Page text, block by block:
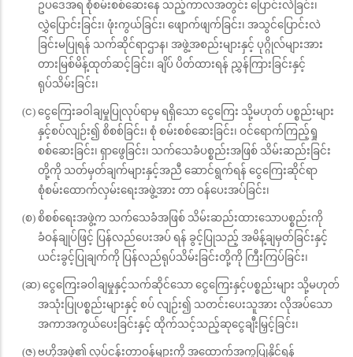
ဥပဒေအရ စုံစမ်းစစ်ဆေးနေ သည့်ကာလအတွင်း ပြောင်းလဲခြင်း၊
လွှဲပြောင်းခြင်း၊ ဖုံးကွယ်ခြင်း၊ ဖျောက်ဖျက်ခြင်း၊ အသွင်ပြောင်းလဲ
ခြင်းမပြုရန် သက်ဆိုင်ရာဌာန၊ အဖွဲ့အစည်းများနှင့် ပုဂ္ဂိုလ်များအား
တားမြစ်မိန့်ထုတ်ဆင့်ခြင်း၊ ချိပ် ပိတ်ထားရန် ညွှန်ကြားခြင်းနှင့်
ရုပ်သိမ်းခြင်း၊
(င) ငွေကြေးခဝါချမှုပြုလုပ်ရာမှ ရရှိသော ငွေကြေး သို့မဟုတ် ပစ္စည်းများ
နှင့်စပ်လျဉ်း၍ စိစစ်ခြင်း၊ စုံ စမ်းစစ်ဆေးခြင်း၊ ဝင်ရောက်ကြည့်ရှု
စစ်ဆေးခြင်း၊ ရှာဖွေခြင်း၊ သက်သေခံပစ္စည်းအဖြစ် သိမ်းဆည်းခြင်း
တို့ကို သတ်မှတ်ချက်များနှင့်အညီ ဆောင်ရွက်ရန် ငွေကြေးဆိုင်ရာ
စုံစမ်းထောက်လှမ်းရေးအဖွဲ့အား တာ ဝန်ပေးအပ်ခြင်း၊
(စ) စိစစ်ရေးအဖွဲ့က သက်သေခံအဖြစ် သိမ်းဆည်းထားသောပစ္စည်းကို
ခံဝန်ချုပ်ဖြင့် ပြန်လည်ပေးအပ် ရန် ခွင့်ပြုသည့် အမိန့်ချမှတ်ခြင်းနှင့်
ယင်းခွင့်ပြုချက်ကို ပြန်လည်ရုပ်သိမ်းခြင်းတို့ကို ကြီးကြပ်ခြင်း၊
(ဆ) ငွေကြေးခဝါချမှုနှင့်သက်ဆိုင်သော ငွေကြေးနှင့်ပစ္စည်းများ သို့မဟုတ်
အသုံးပြုပစ္စည်းများနှင့် စပ် လျဉ်း၍ သတင်းပေးသူအား လိုအပ်သော
အကာအကွယ်ပေးခြင်းနှင့် ထိုက်သင့်သည့်ဆုငွေချီးမြှင့်ခြင်း၊
(ဇ) ဗဟိုအဖွဲ့၏ လုပ်ငန်းတာဝန်များကို အထောက်အကူပြုနိုင်ရန်